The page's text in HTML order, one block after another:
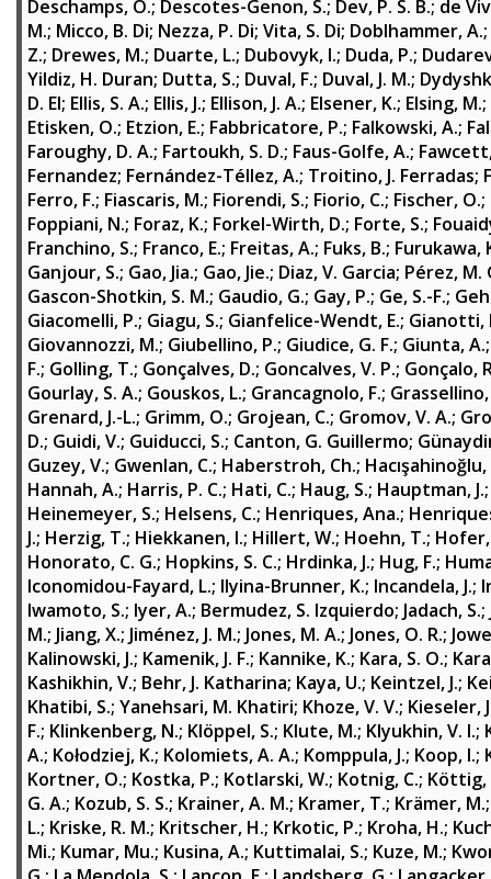
Deschamps, O.; Descotes-Genon, S.; Dev, P. S. B.; de
M.; Micco, B. Di; Nezza, P. Di; Vita, S. Di; Doblhammer, A.;
Z.; Drewes, M.; Duarte, L.; Dubovyk, I.; Duda, P.;
Yildiz, H. Duran; Dutta, S.; Duval, F.; Duval, J. M.;
D. El; Ellis, S. A.; Ellis, J.; Ellison, J. A.; Elsener, K.; Elsing, M.;
Etisken, O.; Etzion, E.; Fabbricatore, P.; Falkowski, A.;
Faroughy, D. A.; Fartoukh, S. D.; Faus-Golfe, A.;
Fernandez; Fernández-Téllez, A.; Troitino, J. Ferradas;
Ferro, F.; Fiascaris, M.; Fiorendi, S.; Fiorio, C.; Fischer, O.;
Foppiani, N.; Foraz, K.; Forkel-Wirth, D.; Forte, S.;
Franchino, S.; Franco, E.; Freitas, A.; Fuks, B.; Furukawa,
Ganjour, S.; Gao, Jia.; Gao, Jie.; Diaz, V. Garcia; Pérez, M.
Gascon-Shotkin, S. M.; Gaudio, G.; Gay, P.; Ge, S.-F.;
Giacomelli, P.; Giagu, S.; Gianfelice-Wendt, E.; Gianotti,
Giovannozzi, M.; Giubellino, P.; Giudice, G. F.; Giunta, A.
F.; Golling, T.; Gonçalves, D.; Goncalves, V. P.; Gonçalo,
Gourlay, S. A.; Gouskos, L.; Grancagnolo, F.;
Grenard, J.-L.; Grimm, O.; Grojean, C.; Gromov, V. A.;
D.; Guidi, V.; Guiducci, S.; Canton, G. Guillermo;
Guzey, V.; Gwenlan, C.; Haberstroh, Ch.; Hacışahinoğlu,
Hannah, A.; Harris, P. C.; Hati, C.; Haug, S.; Hauptman, J.
Heinemeyer, S.; Helsens, C.; Henriques, Ana.;
J.; Herzig, T.; Hiekkanen, I.; Hillert, W.; Hoehn, T.;
Honorato, C. G.; Hopkins, S. C.; Hrdinka, J.; Hug, F.;
Iconomidou-Fayard, L.; Ilyina-Brunner, K.; Incandela, J.;
Iwamoto, S.; Iyer, A.; Bermudez, S. Izquierdo; Jadach, S.;
M.; Jiang, X.; Jiménez, J. M.; Jones, M. A.; Jones, O. R.;
Kalinowski, J.; Kamenik, J. F.; Kannike, K.; Kara, S. O.;
Kashikhin, V.; Behr, J. Katharina; Kaya, U.; Keintzel, J.;
Khatibi, S.; Yanehsari, M. Khatiri; Khoze, V. V.; Kieseler,
F.; Klinkenberg, N.; Klöppel, S.; Klute, M.; Klyukhin, V. I.;
A.; Kołodziej, K.; Kolomiets, A. A.; Komppula, J.; Koop, I.;
Kortner, O.; Kostka, P.; Kotlarski, W.; Kotnig, C.; Köttig,
G. A.; Kozub, S. S.; Krainer, A. M.; Kramer, T.; Krämer, M.
L.; Kriske, R. M.; Kritscher, H.; Krkotic, P.; Kroha, H.;
Mi.; Kumar, Mu.; Kusina, A.; Kuttimalai, S.; Kuze, M.;